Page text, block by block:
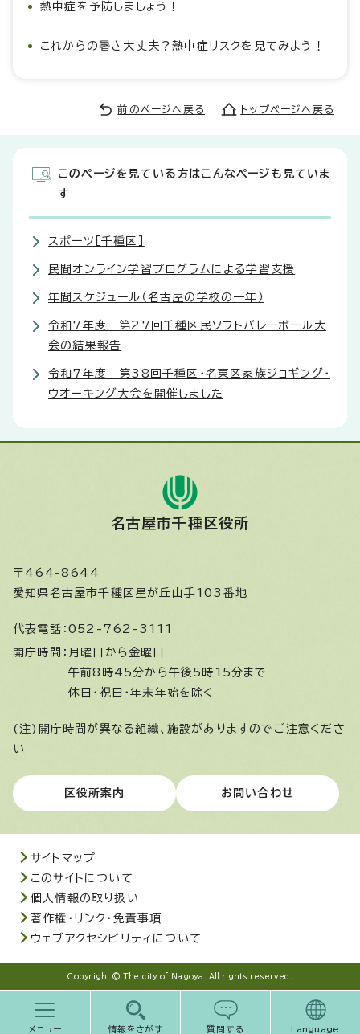
熱中症を予防しましょう！
これからの暑さ大丈夫？熱中症リスクを見てみよう！
前のページへ戻る トップページへ戻る
メニュー 情報をさがす 質問する Language
このページを見ている方はこんなページも見ていま
す
スポーツ［千種区］
民間オンライン学習プログラムによる学習支援
年間スケジュール（名古屋の学校の一年）
令和7年度 第27回千種区民ソフトバレーボール大
会の結果報告
令和7年度 第38回千種区・名東区家族ジョギング・
ウオーキング大会を開催しました
名古屋市千種区役所
〒464-8644
愛知県名古屋市千種区星が丘山手103番地
代表電話： 052-762-3111
開庁時間： 月曜日から金曜日
午前8時45分から午後5時15分まで
休日・祝日・年末年始を除く
(注)開庁時間が異なる組織、施設がありますのでご注意くださ
い
区役所案内 お問い合わせ
サイトマップ
このサイトについて
個人情報の取り扱い
著作権・リンク・免責事項
ウェブアクセシビリティについて
Copyright © The city of Nagoya. All rights reserved.